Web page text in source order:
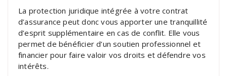
La protection juridique intégrée à votre contrat
d’assurance peut donc vous apporter une tranquillité
d’esprit supplémentaire en cas de conflit. Elle vous
permet de bénéficier d’un soutien professionnel et
financier pour faire valoir vos droits et défendre vos
intérêts.